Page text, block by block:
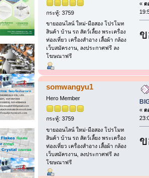
กระทู้: 3759
ขายออนไลน์ ใหม่-มือสอง โปรโมท
สินค้า บ้าน รถ สัตว์เลี้ยง พระเครื่อง
ท่องเที่ยว เครื่องสำอาง เสื้อผ้า กล้อง
เว็บสมัครงาน, ลงประกาศฟรี ลง
โฆษณาฟรี
« ต
somwangyu1
Hero Member
กระทู้: 3759
ขายออนไลน์ ใหม่-มือสอง โปรโมท
สินค้า บ้าน รถ สัตว์เลี้ยง พระเครื่อง
ท่องเที่ยว เครื่องสำอาง เสื้อผ้า กล้อง
เว็บสมัครงาน, ลงประกาศฟรี ลง
โฆษณาฟรี
« ต